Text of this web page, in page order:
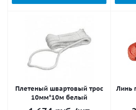
Плетеный швартовый трос
10мм*10м белый
Линь